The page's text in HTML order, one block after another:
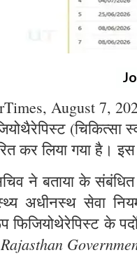
August 7,
(चिकित्सा
कर लिया गया है।
ने बताया के संबंधित
अधीनस्थ सेवा
के पदों
Rajasthan